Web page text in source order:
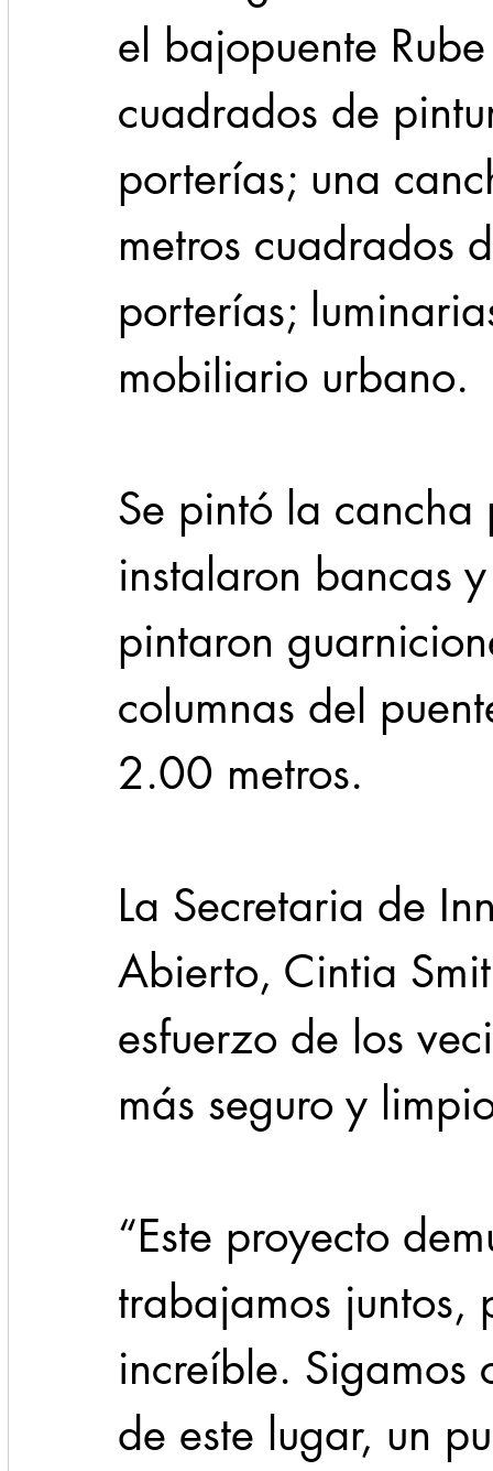
el bajopuente
cuadrados de
porterías; una
metros cuadrados
porterías;
mobiliario urbano.
Se pintó la
instalaron bancas
pintaron
columnas del
2.00 metros.
La Secretaria de
Abierto, Cintia
esfuerzo de los
más seguro y
“Este proyecto
trabajamos
increíble.
de este lugar, un